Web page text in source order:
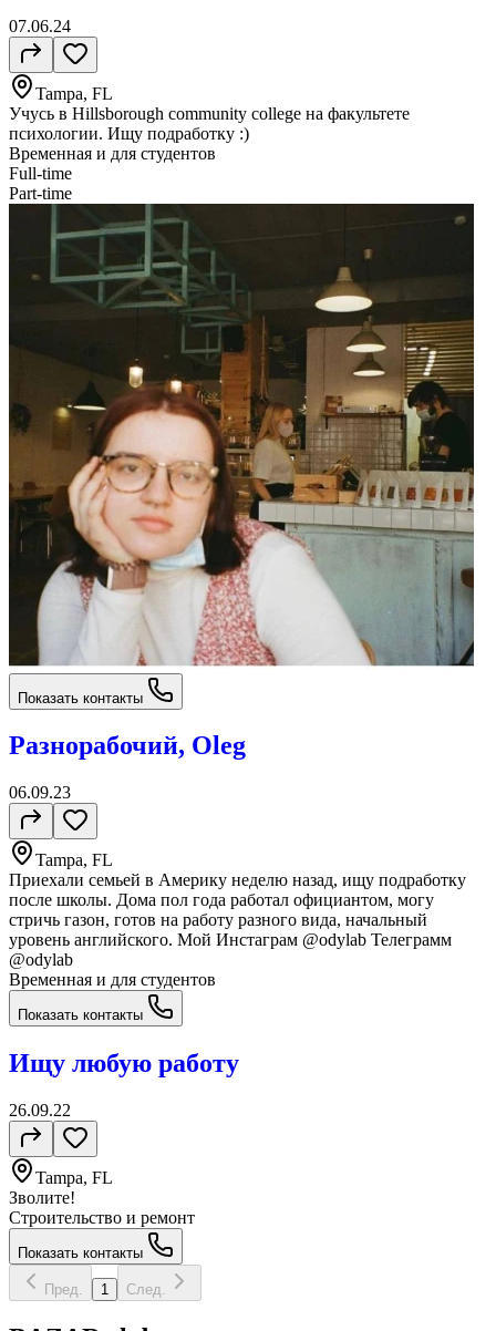
07.06.24
Tampa, FL
Учусь в Hillsborough community college на факультете
психологии. Ищу подработку :)
Временная и для студентов
Full-time
Part-time
Показать контакты
Разнорабочий, Oleg
06.09.23
Tampa, FL
Приехали семьей в Америку неделю назад, ищу подработку
после школы. Дома пол года работал официантом, могу
стричь газон, готов на работу разного вида, начальный
уровень английского. Мой Инстаграм @odylab Телеграмм
@odylab
Временная и для студентов
Показать контакты
Ищу любую работу
26.09.22
Tampa, FL
Зволите!
Строительство и ремонт
Показать контакты
Пред. 1 След.